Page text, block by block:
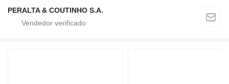
PERALTA & COUTINHO S.A.